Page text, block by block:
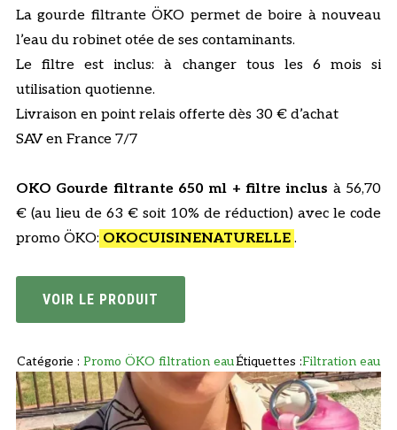
T
O
i
n
t
:
3
,
0
a
c
t
u
e
:
5
6
,
0
€
.
La gourde filtrante ÖKO permet de boire à nouveau
l’eau du robinet otée de ses contaminants.
Le filtre est inclus: à changer tous les 6 mois si
utilisation quotienne.
Livraison en point relais offerte dès 30 € d’achat
SAV en France 7/7
OKO Gourde filtrante 650 ml + filtre inclus à 56,70
€ (au lieu de 63 € soit 10% de réduction) avec le code
promo ÖKO: OKOCUISINENATURELLE .
VOIR LE PRODUIT
Catégorie : Promo ÖKO filtration eauÉtiquettes :Filtration eau